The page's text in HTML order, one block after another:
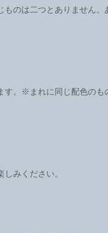
のは二つとありません。
す。※まれに同じ配色のも
みください。